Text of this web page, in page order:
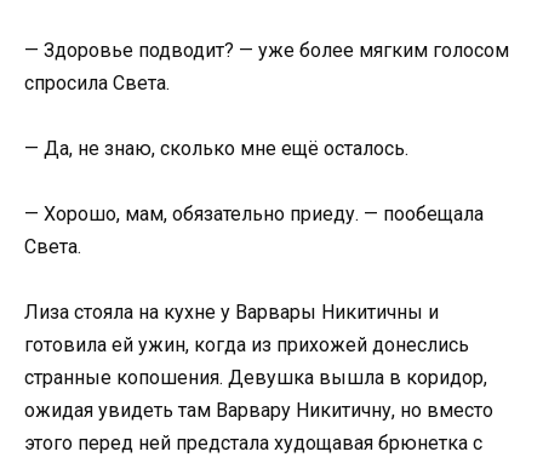
— Здоровье подводит? — уже более мягким голосом
спросила Света.
— Да, не знаю, сколько мне ещё осталось.
— Хорошо, мам, обязательно приеду. — пообещала
Света.
Лиза стояла на кухне у Варвары Никитичны и
готовила ей ужин, когда из прихожей донеслись
странные копошения. Девушка вышла в коридор,
ожидая увидеть там Варвару Никитичну, но вместо
этого перед ней предстала худощавая брюнетка с